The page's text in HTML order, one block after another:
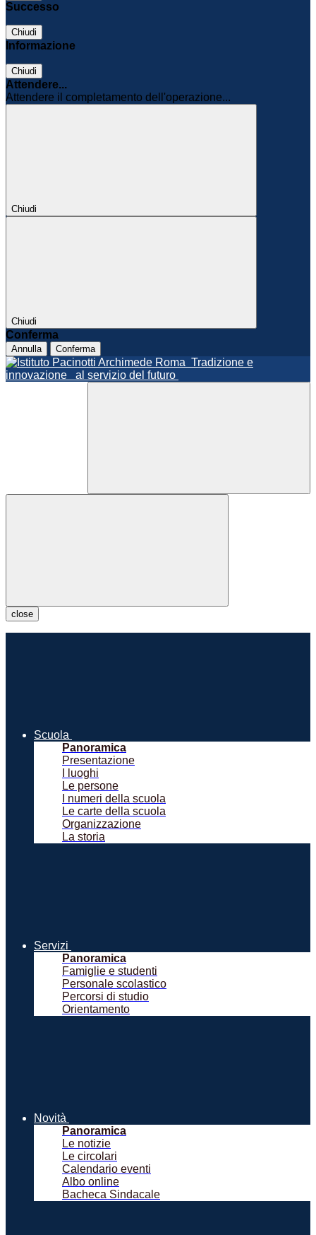
Successo
Chiudi
Informazione
Chiudi
Attendere...
Attendere il completamento dell'operazione...
Chiudi
Chiudi
Conferma
Annulla Conferma
Roma Tradizione e
innovazione
al servizio del futuro
close
Scuola
Panoramica
Presentazione
I luoghi
Le persone
I numeri della scuola
Le carte della scuola
Organizzazione
La storia
Servizi
Panoramica
Famiglie e studenti
Personale scolastico
Percorsi di studio
Orientamento
Novità
Panoramica
Le notizie
Le circolari
Calendario eventi
Albo online
Bacheca Sindacale